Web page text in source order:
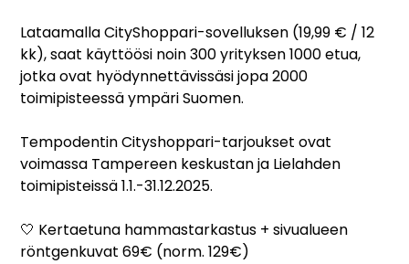
Lataamalla CityShoppari-sovelluksen (19,99 € / 12
kk), saat käyttöösi noin 300 yrityksen 1000 etua,
jotka ovat hyödynnettävissäsi jopa 2000
toimipisteessä ympäri Suomen.
Tempodentin Cityshoppari-tarjoukset ovat
voimassa Tampereen keskustan ja Lielahden
toimipisteissä 1.1.-31.12.2025.
🤍 Kertaetuna hammastarkastus + sivualueen
röntgenkuvat 69€ (norm. 129€)